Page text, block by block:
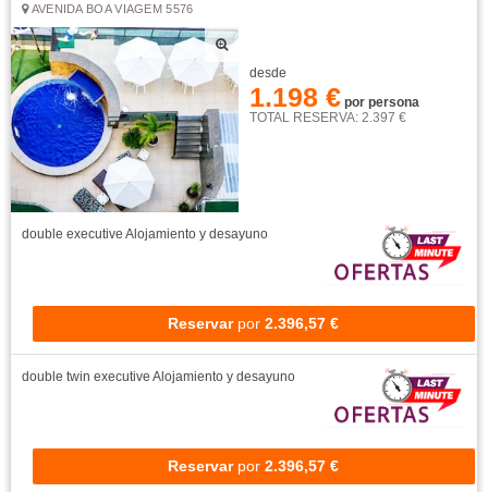
AVENIDA BOA VIAGEM 5576
desde
1.198 € por persona
TOTAL RESERVA: 2.397 €
double executive Alojamiento y desayuno
Reservar por 2.396,57 €
double twin executive Alojamiento y desayuno
Reservar por 2.396,57 €